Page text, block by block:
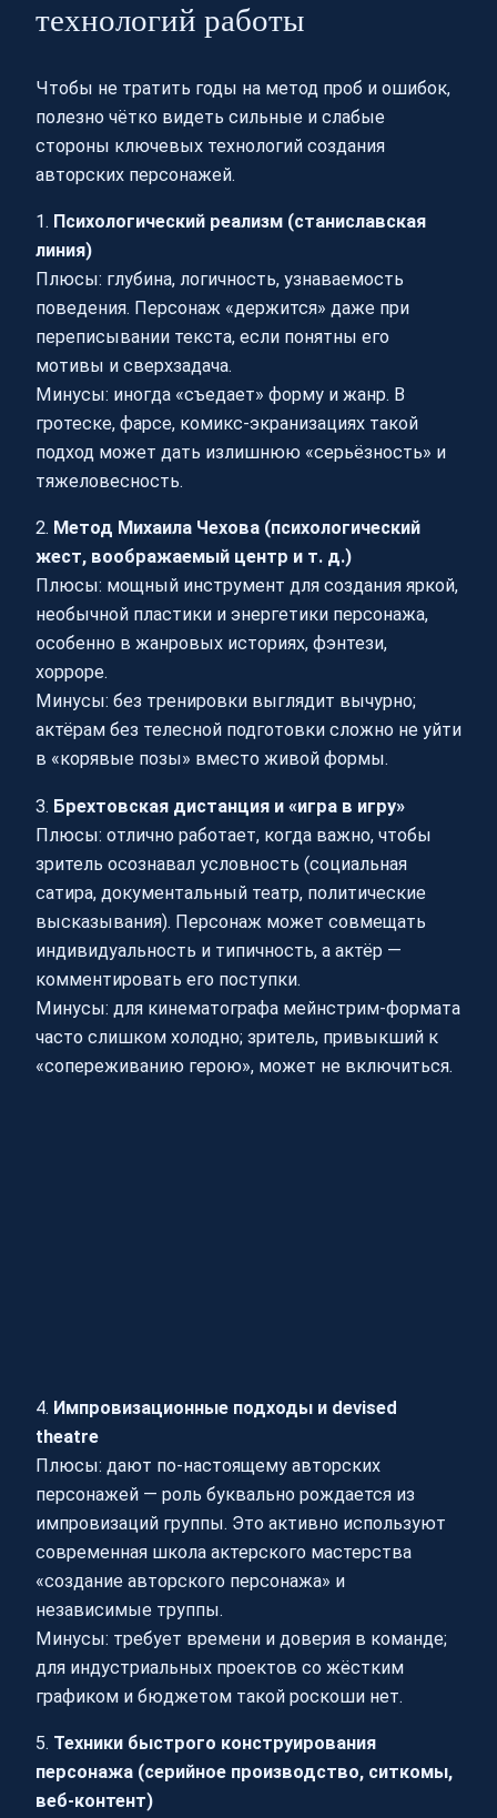
технологий работы
Чтобы не тратить годы на метод проб и ошибок,
полезно чётко видеть сильные и слабые
стороны ключевых технологий создания
авторских персонажей.
1. Психологический реализм (станиславская
линия)
Плюсы: глубина, логичность, узнаваемость
поведения. Персонаж «держится» даже при
переписывании текста, если понятны его
мотивы и сверхзадача.
Минусы: иногда «съедает» форму и жанр. В
гротеске, фарсе, комикс-экранизациях такой
подход может дать излишнюю «серьёзность» и
тяжеловесность.
2. Метод Михаила Чехова (психологический
жест, воображаемый центр и т. д.)
Плюсы: мощный инструмент для создания яркой,
необычной пластики и энергетики персонажа,
особенно в жанровых историях, фэнтези,
хорроре.
Минусы: без тренировки выглядит вычурно;
актёрам без телесной подготовки сложно не уйти
в «корявые позы» вместо живой формы.
3. Брехтовская дистанция и «игра в игру»
Плюсы: отлично работает, когда важно, чтобы
зритель осознавал условность (социальная
сатира, документальный театр, политические
высказывания). Персонаж может совмещать
индивидуальность и типичность, а актёр —
комментировать его поступки.
Минусы: для кинематографа мейнстрим-формата
часто слишком холодно; зритель, привыкший к
«сопереживанию герою», может не включиться.
4. Импровизационные подходы и devised
theatre
Плюсы: дают по‑настоящему авторских
персонажей — роль буквально рождается из
импровизаций группы. Это активно используют
современная школа актерского мастерства
«создание авторского персонажа» и
независимые труппы.
Минусы: требует времени и доверия в команде;
для индустриальных проектов со жёстким
графиком и бюджетом такой роскоши нет.
5. Техники быстрого конструирования
персонажа (серийное производство, ситкомы,
веб-контент)